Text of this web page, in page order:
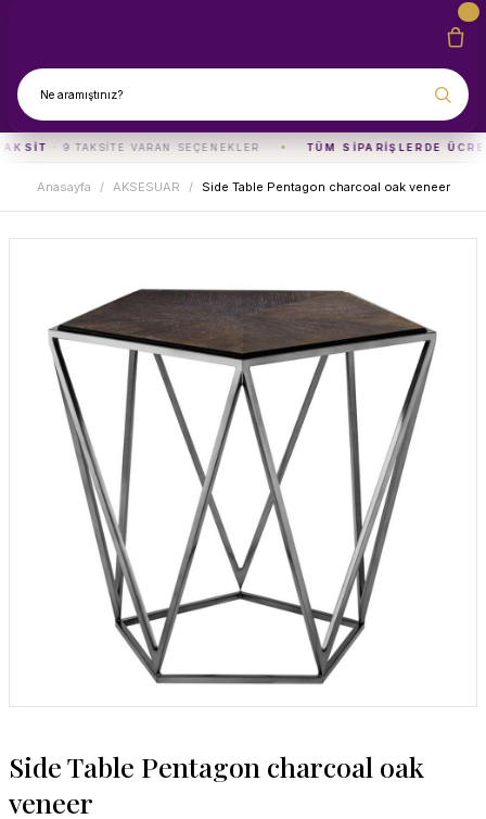
· 9 TAKSITE VARAN SEÇENEKLER TÜM SIPARIŞLERDE
Anasayfa AKSESUAR Side Table Pentagon charcoal oak veneer
Side Table Pentagon charcoal oak
veneer